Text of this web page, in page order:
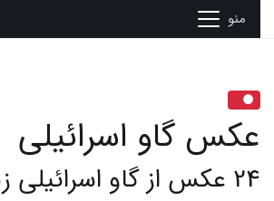
منو
عکس گاو اسرائیلی
24 عکس از گاو اسرائیلی زیبا و نایاب در دنیای عکس ها